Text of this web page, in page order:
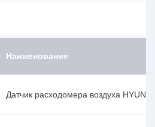
Наименование
Датчик расходомера воздуха